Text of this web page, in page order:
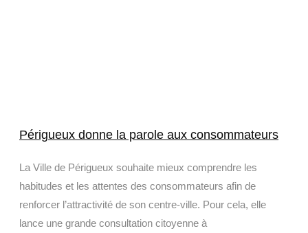
Périgueux donne la parole aux consommateurs
La Ville de Périgueux souhaite mieux comprendre les
habitudes et les attentes des consommateurs afin de
renforcer l’attractivité de son centre-ville. Pour cela, elle
lance une grande consultation citoyenne à